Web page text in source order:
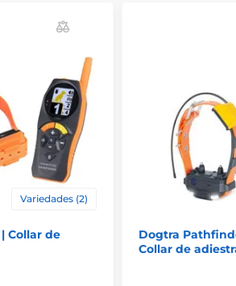
Variedades (2)
Collar de
Dogtra
Collar de